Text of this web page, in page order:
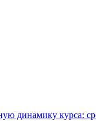
динамику курса: